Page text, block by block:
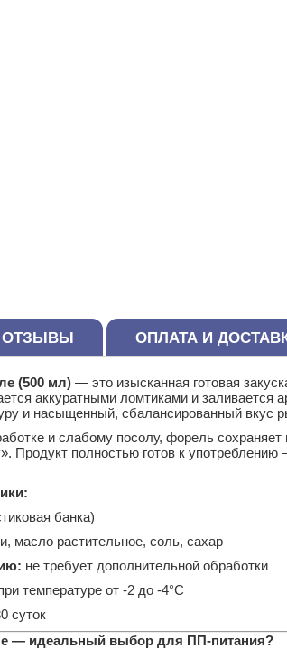
ОТЗЫВЫ ОПЛАТА И
(500 мл) — это изысканная готовая
аккуратными ломтиками и
и насыщенный, сбалансированный вкус
и слабому посолу, форель
Продукт полностью готов к
банка)
масло растительное, соль, сахар
не требует дополнительной обработки
температуре от -2 до -4°C
суток
— идеальный выбор для ПП-питания?